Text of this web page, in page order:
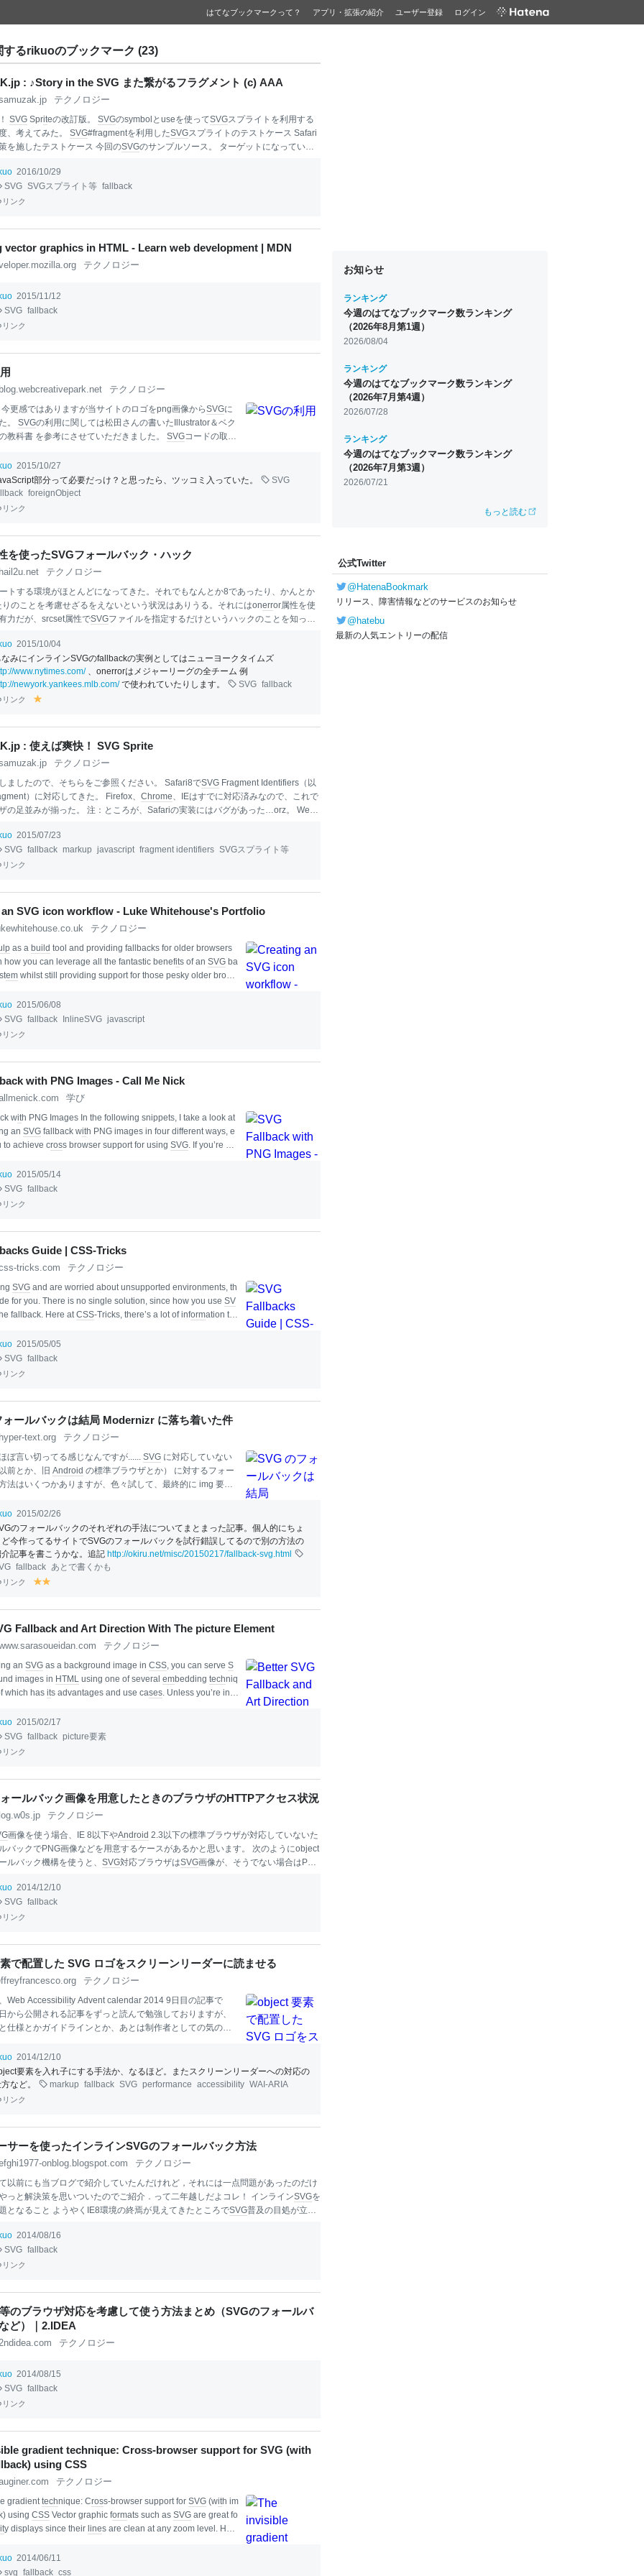
はてなブックマークって？ アプリ・拡張の紹介 ユーザー登録 ログイン
るrikuoのブックマーク (23)
: ♪Story in the SVG また繋がるフラグメント (c) AAA
テクノロジー
SVG Spriteの改訂版。 SVGのsymbolとuseを使ってSVGスプライトを利用する
、考えてみた。 SVG#fragmentを利用したSVGスプライトのテストケース Safari
を施したテストケース 今回のSVGのサンプルソース。 ターゲットになっていな
heightもつけず、viewBoxのみ。 <
www.w3.org/1999/xlink" viewBox="0 0 128 128"> <style> use:not(:target) { displa
style> <symbol id="re
2016/10/29
SVG SVGスプライト等 fallback
リンク
vector graphics in HTML - Learn web development | MDN
テクノロジー
2015/11/12
SVG fallback
リンク
blog.webcreativepark.net テクノロジー
更感ではありますが当サイトのロゴをpng画像からSVGに
。 SVGの利用に関しては松田さんの書いたIllustrator＆ベク
教科書 を参考にさせていただきました。 SVGコードの取得
り付けられます。 以下の様なXMLがクリップボードに格納
コピペで終了です。 <!-- Generator: Adobe Illustrator 17.1.0,S
In --> <svgversion="1.1" xmlns="http://www.w3.org/2000/
www.w3.org/1999/xlink" xmlns:a="http://ns.adobe.
2015/10/27
部分って必要だっけ？と思ったら、ツッコミ入っていた。
SVG
foreignObject
リンク
を使ったSVGフォールバック・ハック
hail2u.net テクノロジー
トする環境がほとんどになってきた。それでもなんとか8であったり、かんとか
のことを考慮せざるをえないという状況はありうる。それにはonerror属性を使
力だが、srcset属性でSVGファイルを指定するだけというハックのことを知っ
言って良いだろう。 <img src="foo.png" srcset="foo.
ォールバックに使いたいPNGをsrc属性で指定するだけだ。これでsrcset属性をサ
るブラウザーではSVG が、そうでないブラウザーではPNGが表示される。srcset
ートに対して、より多くのブラウザーがSVGをサポートしていることから成立す
食い違いがあるので
2015/10/04
なみにインラインSVGのfallbackの実例としてはニューヨークタイムズ
www.nytimes.com/、onerrorはメジャーリーグの全チーム 例
newyork.yankees.mlb.com/で使われていたりします。 SVG fallback
リンク
lo
w
: 使えば爽快！ SVG Sprite
テクノロジー
ましたので、そちらをご参照ください。 Safari8でSVG Fragment Identifiers（以
）に対応してきた。 Firefox、 Chrome、IEはすでに対応済みなので、これで
の足並みが揃った。 注：ところが、Safariの実装にはバグがあった…orz。 WebK
で、PNGなどの画像を利用した
、svg#fragmentを使ったSVGスプライトならいけるな、と思い、折を見てテスト
ようやくその方法が固まった。 そもそも
2015/07/23
SVG fallback markup javascript fragment identifiers SVGスプライト等
リンク
SVG icon workflow - Luke Whitehouse's Portfolio
テクノロジー
as a build tool and providing fallbacks for older browsers
how you can leverage all the fantastic benefits of an SVG ba
em whilst still providing support for those pesky older brows
ck trip around the Web to see the amazing possibil
awesome featu
2015/06/08
SVG fallback InlineSVG javascript
リンク
with PNG Images - Call Me Nick
学び
with PNG Images In the following snippets, I take a look at
an SVG fallback with PNG images in four different ways, e
to achieve cross browser support for using SVG. If you’re not
mi nimise and
like icons. If you h
2015/05/14
SVG fallback
リンク
Guide | CSS-Tricks
tricks.com テクノロジー
SVG and are worried about unsupported environments, th
de for you. There is no single solution, since how you use SV
fallback. Here atCSS-Tricks, there’s a lot of information tell
for Everybody,SVG
still (literally)
2015/05/05
SVG fallback
リンク
ォールバックは結局 Modernizr に落ち着いた件
hyper-text.org テクノロジー
ぼ言い切ってる感じなんですが...... SVG に対応していない
前とか、旧 Android の標準ブラウザとか） に対するフォー
法はいくつかありますが、色々試して、最終的に img 要素
てSVG未対応ブラウザに対しては代替画像に差し替えるっ
落ち着きましたというお話。SVGを使うにあたって、どの程
ウザまで対応するかっていうのはありますが、今回対象にし
は、ページ内で通常の画像 （普通の JPEG とか PNG） と同
れるものを想定していますので、いくら古いブラウザはサ
とは言っても、文書内で大切な意味を持つ画像が表示され
2015/02/26
のフォールバックのそれぞれの手法についてまとまった記事。個人的にちょ
ど今作ってるサイトでSVGのフォールバックを試行錯誤してるので別の方法の
記事を書こうかな。追記 http://okiru.net/misc/20150217/fallback-svg.html
fallback あとで書くかも
リンク
y
lo
w
lo
Fallback and Art Direction With The picture Element
テクノロジー
an SVG as a background image in CSS, you can serve S
images in HTML using one of several embedding techniq
which has its advantages and use cases. Unless you’re in n
butithas one disadvantage: you currently need
and/or change the image sourc
2015/02/17
SVG fallback picture要素
リンク
ールバック画像を用意したときのブラウザのHTTPアクセス状況
テクノロジー
画像を使う場合、IE 8以下やAndroid 2.3以下の標準ブラウザが対応していないた
バックでPNG画像などを用意するケースがあるかと思います。 次のようにobject
ルバック機構を使うと、 SVG対応ブラウザはSVG画像が、そうでない場合はPNG
svg
2014/12/10
SVG fallback
リンク
で配置した SVG ロゴをスクリーンリーダーに読ませる
テクノロジー
Web Accessibil ity Advent calendar 2014 9日目の記事で
から公開される記事をずっと読んで勉強しておりますが、
仕様とかガイドラインとか、あとは制作者としての気の持
箸休めというか、実装に関する軽い話題をお送りしたいと
さて、今ご覧のこのサイトですが、この数日ちょこちょこと
ルを進めております。まだ制作途中で未完成な部分もありま
んな感じにしようという部分はだいたい完了しましたの
純に img 要素では
2014/12/10
要素を入れ子にする手法か、なるほど。またスクリーンリーダーへの対応の
など。
markup fallback SVG performance accessibility WAI-ARIA
リンク
サーを使ったインラインSVGのフォールバック方法
onblog.blogspot.com テクノロジー
以前にも当ブログで紹介していたんだけれど，それには一点問題があったのだけ
っと解決策を思いついたのでご紹介．って二年越しだよコレ！ インラインSVGを
となること ようやくIE8環境の終焉が見えてきたところでSVG普及の目処が立ち
す． すると問題となるのが
いて代替とするのでしょうが，
ったりします． この問題への対処策は
_27.html（こちらでも紹介
2014/08/16
SVG fallback
リンク
のブラウザ対応を考慮して使う方法まとめ（SVGのフォールバ
ど）｜2.IDEA
テクノロジー
2014/08/15
SVG fallback
リンク
gradient technique: Cross-browser support for SVG (with
using CSS
テクノロジー
e gradienttechnique: Cross-browser support for SVG (with im
using CSS Vector graphic formats such as SVG are great fo
ity displays since their lines are clean at any zoom level. How
(using png, jpg or gif instead) for those browsers not supp
graphics. These days I
2014/06/11
svg fallback css
お知らせ
ランキング
今週のはてなブックマーク数ランキング
（2026年8月第1週）
2026/08/04
ランキング
今週のはてなブックマーク数ランキング
（2026年7月第4週）
2026/07/28
ランキング
今週のはてなブックマーク数ランキング
（2026年7月第3週）
2026/07/21
もっと読む
公式Twitter
@HatenaBookmark
リリース、障害情報などのサービスのお知らせ
@hatebu
最新の人気エントリーの配信